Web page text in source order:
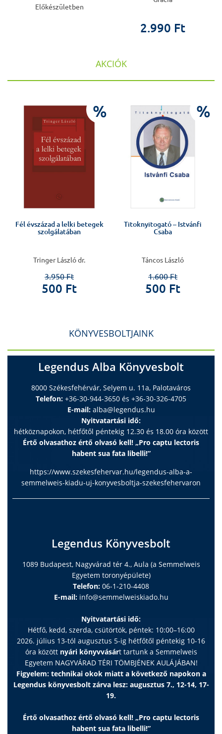
Előkészületben
2.990 Ft
AKCIÓK
%
Fél évszázad a lelki betegek
szolgálatában
Tringer László dr.
3.950 Ft
500 Ft
%
Titoknyitogató – Istvánfi
Csaba
Táncos László
1.600 Ft
500 Ft
KÖNYVESBOLTJAINK
Legendus Alba Könyvesbolt
8000 Székesfehérvár, Selyem u. 11a, Palotaváros
Telefon: +36-30-944-3650 és +36-30-326-4705
E-mail: alba@legendus.hu
Nyitvatartási idő:
hétköznapokon, hétfőtől péntekig 12.30 és 18.00 óra között
Értő olvasathoz értő olvasó kell! „Pro captu lectoris
habent sua fata libelli!”
https://www.szekesfehervar.hu/legendus-alba-a-
semmelweis-kiadu-uj-konyvesboltja-szekesfehervaron
Legendus Könyvesbolt
1089 Budapest, Nagyvárad tér 4., Aula (a Semmelweis
Egyetem toronyépülete)
Telefon: 06-1-210-4408
E-mail: info@semmelweiskiado.hu
Nyitvatartási idő:
Hétfő, kedd, szerda, csütörtök, péntek: 10:00–16:00
2026. július 13-tól augusztus 5-ig hétfőtől péntekig 10-16
óra között nyári könyvvásárt tartunk a Semmelweis
Egyetem NAGYVÁRAD TÉRI TÖMBJÉNEK AULÁJÁBAN!
Figyelem: technikai okok miatt a következő napokon a
Legendus könyvesbolt zárva lesz: augusztus 7., 12-14, 17-
19.
Értő olvasathoz értő olvasó kell! „Pro captu lectoris
habent sua fata libelli!”